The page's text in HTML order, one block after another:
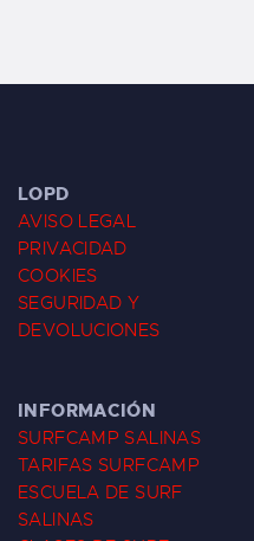
LOPD
AVISO LEGAL
PRIVACIDAD
COOKIES
SEGURIDAD Y
DEVOLUCIONES
INFORMACIÓN
SURFCAMP SALINAS
TARIFAS SURFCAMP
ESCUELA DE SURF
SALINAS